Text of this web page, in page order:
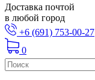
Доставка почтой
в любой город
+6 (691) 753-00-27
0